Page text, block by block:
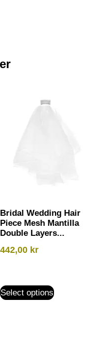
Bridal Wedding Hair
Piece Mesh Mantilla
Double Layers...
442,00 kr
Select options